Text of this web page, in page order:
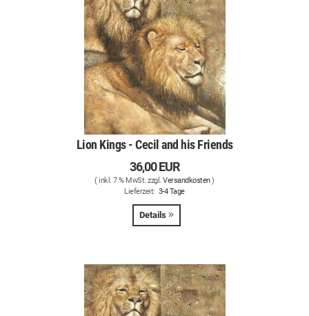
Lion Kings - Cecil and his Friends
36,00 EUR
( inkl. 7 % MwSt. zzgl.Versandkosten)
Lieferzeit: 3-4 Tage
Details